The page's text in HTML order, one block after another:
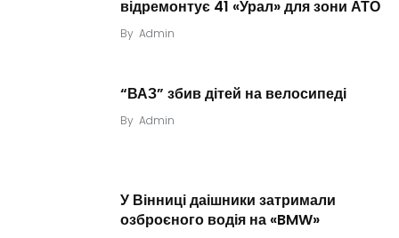
відремонтує 41 «Урал» для зони АТО
By Admin
“ВАЗ” збив дітей на велосипеді
By Admin
У Вінниці даішники затримали
озброєного водія на «BMW»